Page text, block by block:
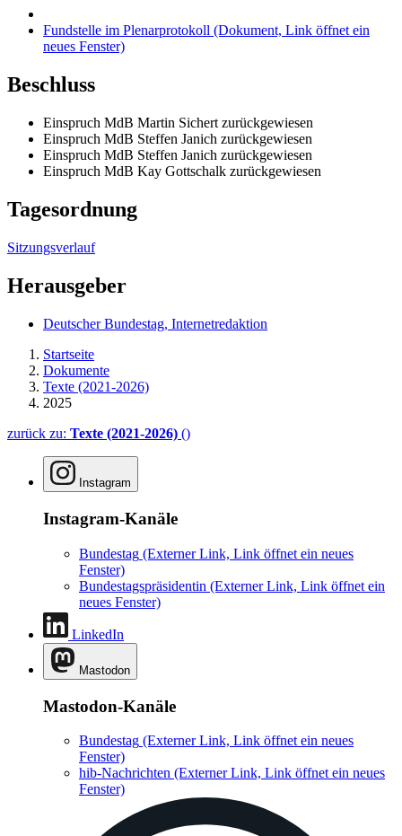
Fundstelle im Plenarprotokoll (Dokument, Link öffnet ein
neues Fenster)
Beschluss
Einspruch MdB Martin Sichert zurückgewiesen
Einspruch MdB Steffen Janich zurückgewiesen
Einspruch MdB Steffen Janich zurückgewiesen
Einspruch MdB Kay Gottschalk zurückgewiesen
Tagesordnung
Sitzungsverlauf
Herausgeber
Deutscher Bundestag, Internetredaktion
Startseite
Dokumente
Texte (2021-2026)
2025
zurück zu: Texte (2021-2026) ()
Instagram
Instagram-Kanäle
Bundestag (Externer Link, Link öffnet ein neues
Fenster)
Bundestagspräsidentin (Externer Link, Link öffnet ein
neues Fenster)
LinkedIn
Mastodon
Mastodon-Kanäle
Bundestag (Externer Link, Link öffnet ein neues
Fenster)
hib-Nachrichten (Externer Link, Link öffnet ein neues
Fenster)